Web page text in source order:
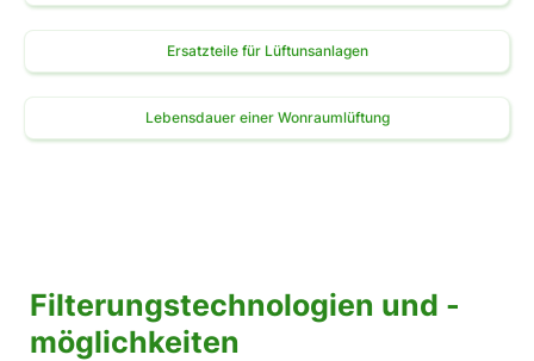
Ersatzteile für Lüftunsanlagen
Lebensdauer einer Wonraumlüftung
Filterungstechnologien und -
möglichkeiten